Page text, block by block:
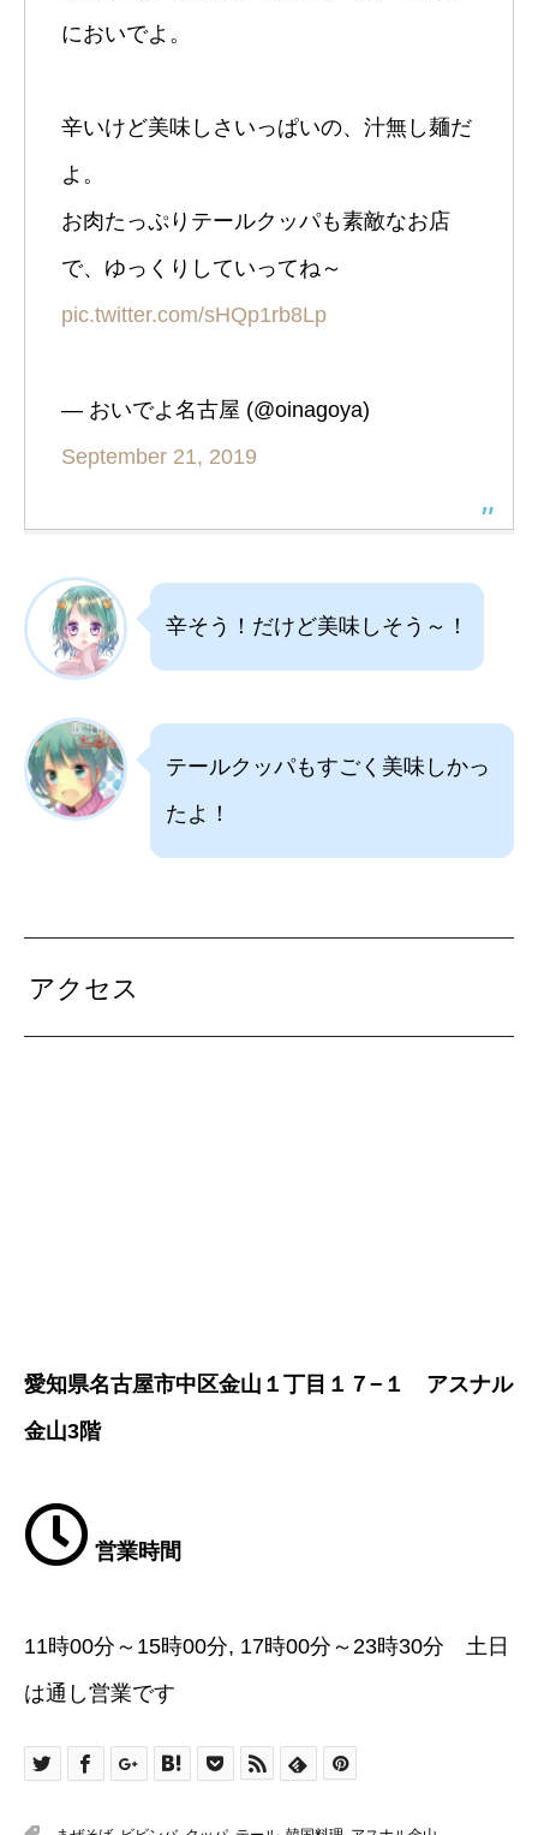
においでよ。
辛いけど美味しさいっぱいの、汁無し麺だ
よ。
お肉たっぷりテールクッパも素敵なお店
で、ゆっくりしていってね～
pic.twitter.com/sHQp1rb8Lp
— おいでよ名古屋 (@oinagoya)
September 21, 2019
辛そう！だけど美味しそう～！
テールクッパもすごく美味しかっ
たよ！
アクセス
愛知県名古屋市中区金山１丁目１７−１ アスナル
金山3階
営業時間
11時00分～15時00分, 17時00分～23時30分 土日
は通し営業です